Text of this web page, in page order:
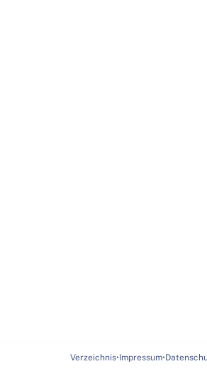
Verzeichnis•Impressum•